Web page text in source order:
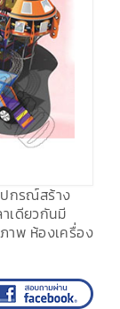
ปกรณ์สร้าง
เดียวกันมี
าพ ห้องเครื่อง